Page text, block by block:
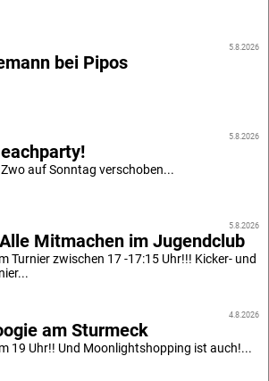
5.8.2026
bei Pipos
5.8.2026
auf Sonntag verschoben...
5.8.2026
Mitmachen im Jugendclub
Turnier zwischen 17 -17:15 Uhr!!! Kicker- und
4.8.2026
am Sturmeck
19 Uhr!! Und Moonlightshopping ist auch!...